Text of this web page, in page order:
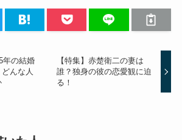
年の結婚
んな人
【特集】赤楚衛二の妻は
誰？独身の彼の恋愛観に迫
る！